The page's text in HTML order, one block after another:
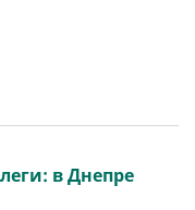
в Днепре